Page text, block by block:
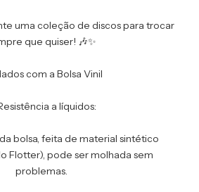
uma coleção de discos para trocar
que quiser! 🎶✨
com a Bolsa Vinil
a líquidos:
bolsa, feita de material sintético
Flotter), pode ser molhada sem
problemas.